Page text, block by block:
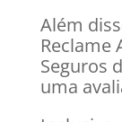
Além
Reclame
Seguros
uma